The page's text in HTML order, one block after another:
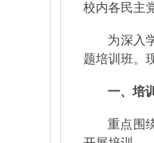
校内各民主
为深入学
题培训班。
一、培
重点围绕